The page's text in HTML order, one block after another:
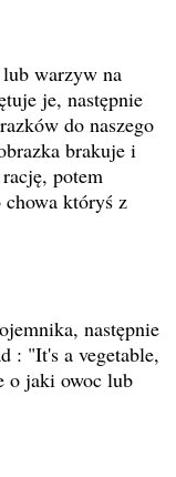
warzyw na
je, następnie
do naszego
brakuje i
potem
któryś z
następnie
: "It's a vegetable,
o jaki owoc lub